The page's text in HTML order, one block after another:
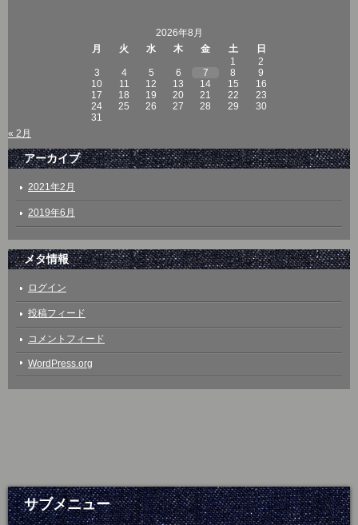
2026年8月
月
火 水 木 金 土
日
1
2
3
4 5 6 7 8
9
10
11 12 13 14 15
16
17
18 19 20 21 22
23
24
25 26 27 28 29
30
31
« 2月
アーカイブ
2021年2月
2019年6月
メタ情報
ログイン
投稿フィード
コメントフィード
WordPress.org
サブメニュー